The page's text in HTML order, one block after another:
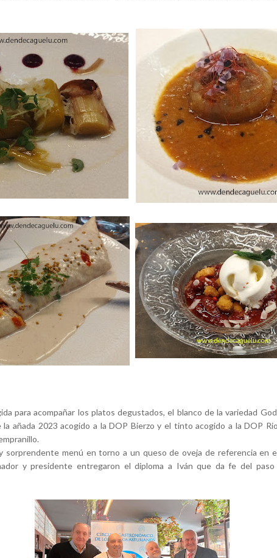
para acompañar los platos degustados, el blanco de la variedad
la añada 2023 acogido a la DOP Bierzo y el tinto acogido a la DOP
sorprendente menú en torno a un queso de oveja de referencia en
y presidente entregaron el diploma a Iván que da fe del